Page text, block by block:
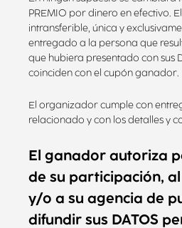
PREMIO por dinero en efectivo.
intransferible, única y
entregado a la persona que
que hubiera presentado con sus
coinciden con el cupón ganador.
El organizador cumple con
relacionado y con los detalles y
El ganador autoriza
de su participación, al
y/o a su agencia de
difundir sus DATOS